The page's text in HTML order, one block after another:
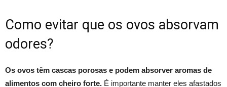
Como evitar que os ovos absorvam
odores?
Os ovos têm cascas porosas e podem absorver aromas de
alimentos com cheiro forte. É importante manter eles afastados